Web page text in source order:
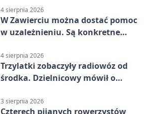
4 sierpnia 2026
W Zawierciu można dostać pomoc
w uzależnieniu. Są konkretne
4 sierpnia 2026
Trzylatki zobaczyły radiowóz od
środka. Dzielnicowy mówił o
3 sierpnia 2026
Czterech pijanych rowerzystów